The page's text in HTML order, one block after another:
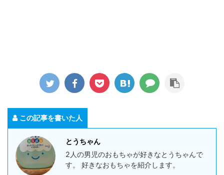
この記事を書いた人
とうちゃん
2人の男児のおもちゃが好きなとうちゃんで
す。 好きなおもちゃを紹介します。